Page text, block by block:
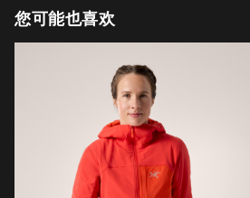
您可能也喜欢